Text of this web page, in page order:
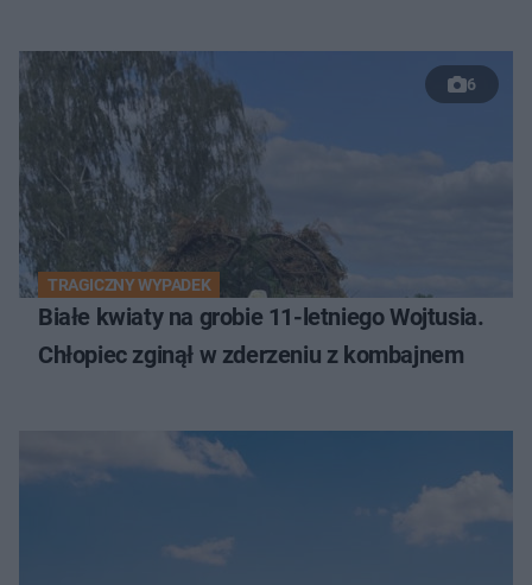
6
TRAGICZNY WYPADEK
Białe kwiaty na grobie 11-letniego Wojtusia.
Chłopiec zginął w zderzeniu z kombajnem